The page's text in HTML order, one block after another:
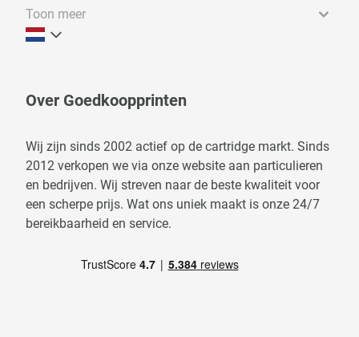
Toon meer
Over Goedkoopprinten
Wij zijn sinds 2002 actief op de cartridge markt. Sinds
2012 verkopen we via onze website aan particulieren
en bedrijven. Wij streven naar de beste kwaliteit voor
een scherpe prijs. Wat ons uniek maakt is onze 24/7
bereikbaarheid en service.